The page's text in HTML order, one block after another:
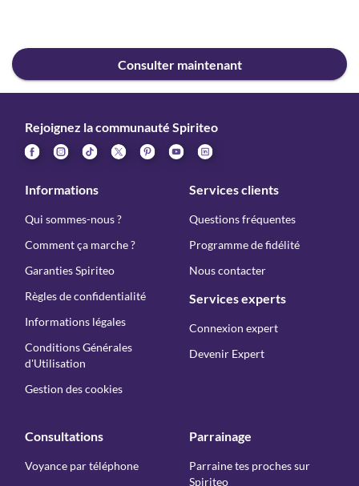
Consulter maintenant
Rejoignez la communauté Spiriteo
Informations
Qui sommes-nous ?
Comment ça marche ?
Garanties Spiriteo
Règles de confidentialité
Informations légales
Conditions Générales
d'Utilisation
Gestion des cookies
Services clients
Questions fréquentes
Programme de fidélité
Nous contacter
Services experts
Connexion expert
Devenir Expert
Consultations
Voyance par téléphone
Parrainage
Parraine tes proches sur
Spiriteo